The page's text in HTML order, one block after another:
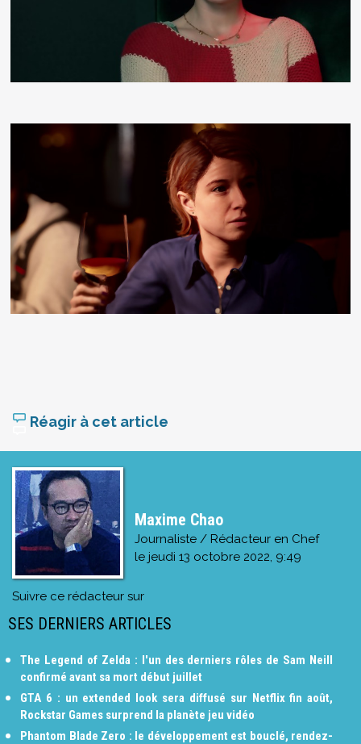
Réagir à cet article
Maxime Chao
Journaliste / Rédacteur en Chef
le jeudi 13 octobre 2022, 9:49
Suivre ce rédacteur sur
SES DERNIERS ARTICLES
The Legend of Zelda : l'un des derniers rôles de Sam Neill
confirmé avant sa mort début juillet
GTA 6 : un extended look sera diffusé sur Netflix fin août,
Rockstar Games surprend la planète jeu vidéo
Phantom Blade Zero : le développement est bouclé, rendez-